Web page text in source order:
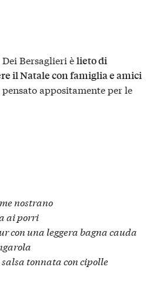
Bersaglieri èlieto di
il Natale con famiglia e amici
appositamente per le
nostrano
ai porri
con una leggera bagna cauda
tonnata con cipolle